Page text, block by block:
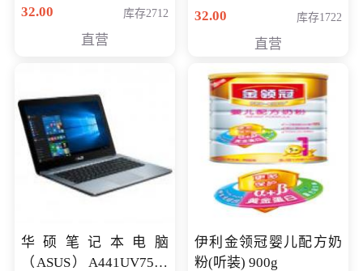
32.00
库存2712
直营
32.00
库存1722
直营
华硕笔记本电脑
（ASUS）A441UV7500
伊利金领冠婴儿配方奶
粉(听装) 900g